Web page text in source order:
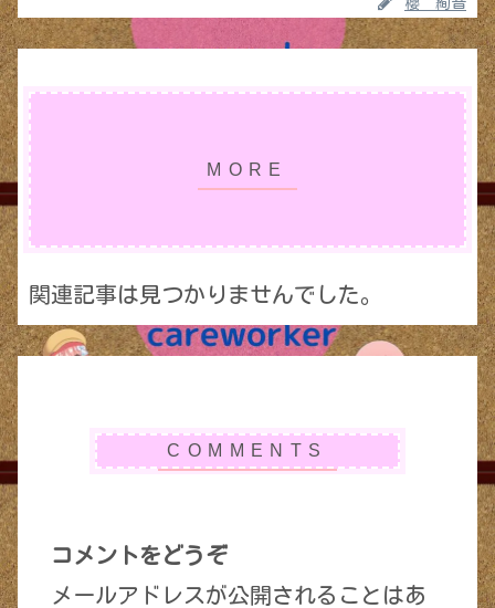
櫻 絢音
関連記事は見つかりませんでした。
コメントをどうぞ
メールアドレスが公開されることはあ